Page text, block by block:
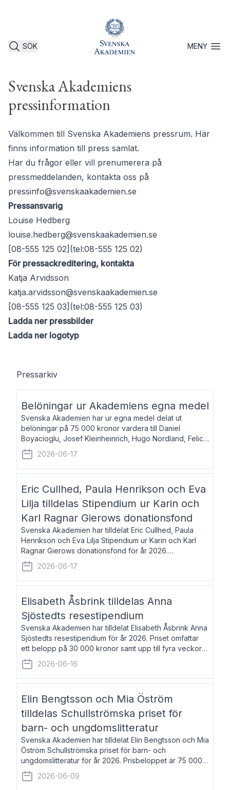
SÖK MENYÖppna
Svenska Akademiens
pressinformation
Välkommen till Svenska Akademiens pressrum. Här
finns information till press samlat.
Har du frågor eller vill prenumerera på
pressmeddelanden, kontakta oss på
pressinfo@svenskaakademien.se
Pressansvarig
Louise Hedberg
louise.hedberg@svenskaakademien.se
[08-555 125 02](tel:08-555 125 02)
För pressackreditering, kontakta
Katja Arvidsson
katja.arvidsson@svenskaakademien.se
[08-555 125 03](tel:08-555 125 03)
Ladda ner pressbilder
Ladda ner logotyp
Pressarkiv
Belöningar ur Akademiens egna medel
Svenska Akademien har ur egna medel delat ut
belöningar på 75 000 kronor vardera till Daniel
Boyacioglu, Josef Kleinheinrich, Hugo Nordland, Felicia
Stenroth och Svante Strandberg. Daniel Boyacioglu,
född 1981, är poet och scenartist. Josef
2026-06-17
Eric Cullhed, Paula Henrikson och Eva
Lilja tilldelas Stipendium ur Karin och
Karl Ragnar Gierows donationsfond
Svenska Akademien har tilldelat Eric Cullhed, Paula
Henrikson och Eva Lilja Stipendium ur Karin och Karl
Ragnar Gierows donationsfond för år 2026.
Stipendiebeloppet är på 70 000 kronor vardera. Eric
Cullhed, född 1985, är professor i grekis
2026-06-17
Elisabeth Åsbrink tilldelas Anna
Sjöstedts resestipendium
Svenska Akademien har tilldelat Elisabeth Åsbrink Anna
Sjöstedts resestipendium för år 2026. Priset omfattar
ett belopp på 30 000 kronor samt upp till fyra veckors
fri vistelse i Akademiens lägenhet i Berlin. Elisabeth
Åsbrink, född 1965 oc
2026-06-16
Elin Bengtsson och Mia Öström
tilldelas Schullströmska priset för
barn- och ungdomslitteratur
Svenska Akademien har tilldelat Elin Bengtsson och Mia
Öström Schullströmska priset för barn- och
ungdomslitteratur för år 2026. Prisbeloppet är 75 000
kronor vardera. Elin Bengtsson, född 1987, är författare
och forskare i genusvetenskap.
2026-06-09